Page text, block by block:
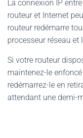
La connexion IP
routeur et Internet
routeur redémarre
processeur réseau
Si votre routeur
maintenez-le
redémarrez-le en
attendant une demi-